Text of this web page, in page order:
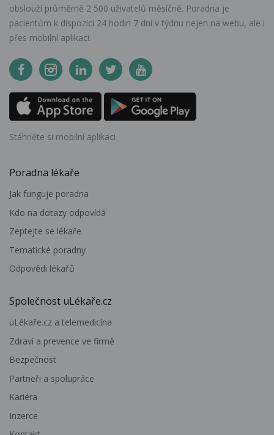
obslouží průměrně 2 500 uživatelů měsíčně. Poradna je
pacientům k dispozici 24 hodin 7 dní v týdnu nejen na webu, ale i
přes mobilní aplikaci.
Stáhněte si mobilní aplikaci
Poradna lékaře
Jak funguje poradna
Kdo na dotazy odpovídá
Zeptejte se lékaře
Tematické poradny
Odpovědi lékařů
Společnost uLékaře.cz
uLékaře.cz a telemedicína
Zdraví a prevence ve firmě
Bezpečnost
Partneři a spolupráce
Kariéra
Inzerce